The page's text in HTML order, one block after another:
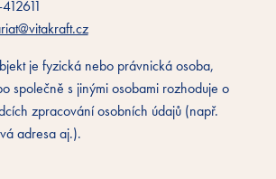
je fyzická nebo právnická osoba,
společně s jinými osobami rozhoduje o
zpracování osobních údajů (např.
adresa aj.).